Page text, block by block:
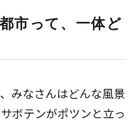
市って、一体ど
みなさんはどんな風景
ボテンがポツンと立っ